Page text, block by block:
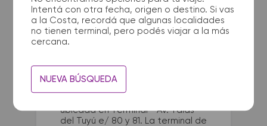
Intentá con otra fecha, origen o destino. Si vas
a la Costa, recordá que algunas localidades
no tienen terminal, pero podés viajar a la más
cercana.
NUEVA BÚSQUEDA
¿Dónde quedan las
terminales de micro de San
Clemente del Tuyu a Santa
La terminal de ómnibus de San
ubicada en Terminal - Av. Talas
del Tuyú e/ 80 y 81. La terminal de